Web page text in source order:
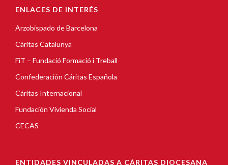
ENLACES DE INTERÉS
Arzobispado de Barcelona
Càritas Catalunya
FiT – Fundació Formació i Treball
Confederación Cáritas Española
Cáritas Internacional
Fundación Vivienda Social
CECAS
ENTIDADES VINCULADAS A CÁRITAS DIOCESANA